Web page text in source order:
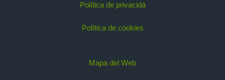
Política de privacidá
Política de cookies
Mapa del Web